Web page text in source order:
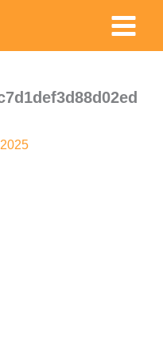
Main
Menu